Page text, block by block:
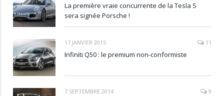
La première vraie concurrente de la Tesla S
sera signée Porsche !
17 JANVIER 2015 11
Infiniti Q50 : le premium non-conformiste
7 SEPTEMBRE 2014 9